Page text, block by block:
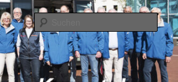
fahren für Bürger